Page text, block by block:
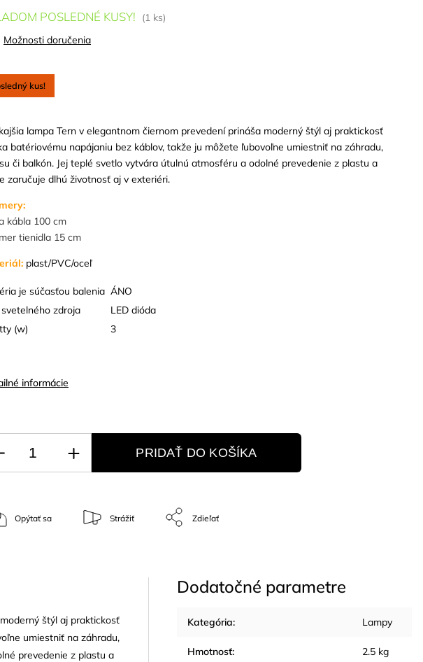
kus!
lampa Tern v elegantnom čiernom prevedení prináša moderný štýl aj praktickosť
batériovému napájaniu bez káblov, takže ju môžete ľubovoľne umiestniť na záhradu,
či balkón. Jej teplé svetlo vytvára útulnú atmosféru a odolné prevedenie z plastu a
zaručuje dlhú životnosť aj v exteriéri.
kábla 100 cm
tienidla 15 cm
plast/PVC/oceľ
je súčasťou balenia ÁNO
svetelného zdroja
LED dióda
(w)
3
informácie
POSLEDNÉ KUSY!
(1 ks)
Možnosti doručenia
PRIDAŤ DO KOŠÍKA
Opýtať sa Strážiť Zdieľať
štýl aj praktickosť
umiestniť na záhradu,
prevedenie z plastu a
Dodatočné parametre
Kategória: Lampy
Hmotnosť: 2.5 kg